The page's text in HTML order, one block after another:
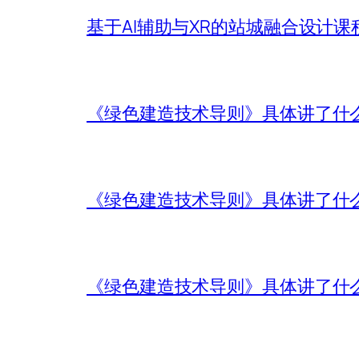
基于AI辅助与XR的站城融合设计课
《绿色建造技术导则》具体讲了什
《绿色建造技术导则》具体讲了什
《绿色建造技术导则》具体讲了什